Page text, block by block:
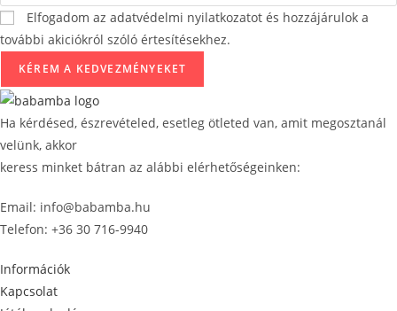
Elfogadom az adatvédelmi nyilatkozatot és hozzájárulok a
további akiciókról szóló értesítésekhez.
KÉREM A KEDVEZMÉNYEKET
Ha kérdésed, észrevételed, esetleg ötleted van, amit megosztanál
velünk, akkor
keress minket bátran az alábbi elérhetőségeinken:
Email: info@babamba.hu
Telefon: +36 30 716-9940
Információk
Kapcsolat